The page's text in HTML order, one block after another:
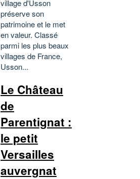
village d'Usson
préserve son
patrimoine et le met
en valeur. Classé
parmi les plus beaux
villages de France,
Usson...
Le Château
de
Parentignat :
le petit
Versailles
auvergnat